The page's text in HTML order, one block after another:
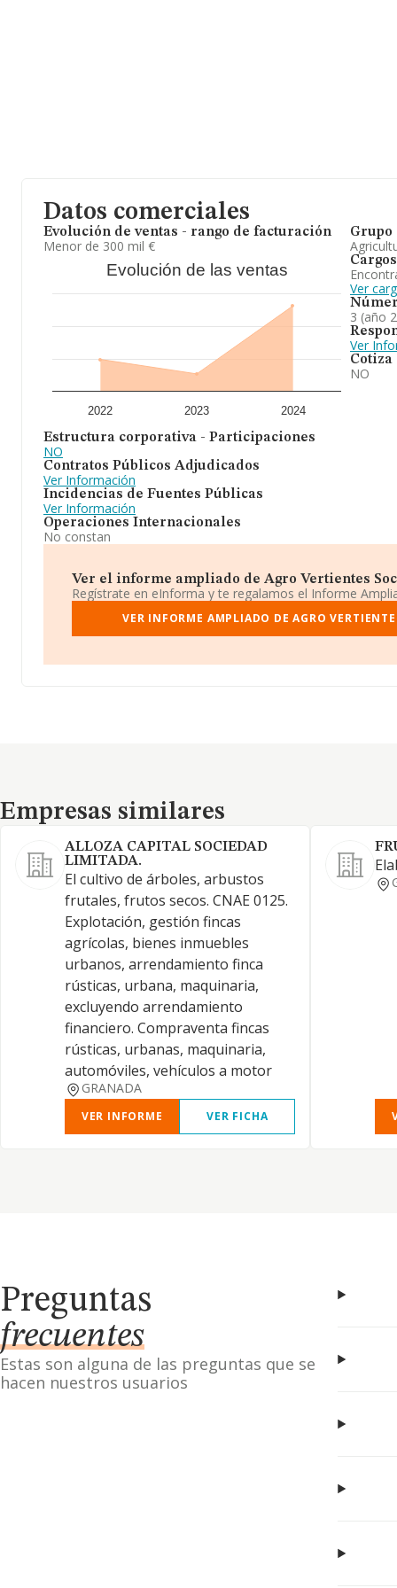
Datos comerciales
Evolución de ventas - rango de facturación
Menor de 300 mil €
Evolución de las ventas
2022 2023 2024
Estructura corporativa - Participaciones
NO
Contratos Públicos Adjudicados
Ver Información
Incidencias de Fuentes Públicas
Ver Información
Operaciones Internacionales
No constan
Grupo
Cargos
Ver
3 (año
Ver
Cotiza
NO
Ver el informe ampliado de Agro Vertientes
Regístrate en eInforma y te regalamos el Informe
VER INFORME AMPLIADO DE AGRO
Empresas similares
Empresas similares
ALLOZA CAPITAL SOCIEDAD
LIMITADA.
El cultivo de árboles, arbustos
frutales, frutos secos. CNAE 0125.
Explotación, gestión fincas
agrícolas, bienes inmuebles
urbanos, arrendamiento finca
rústicas, urbana, maquinaria,
excluyendo arrendamiento
financiero. Compraventa fincas
rústicas, urbanas, maquinaria,
automóviles, vehículos a motor
GRANADA
VER INFORME VER FICHA
Preguntas
frecuentes
Estas son alguna de las preguntas que se
hacen nuestros usuarios